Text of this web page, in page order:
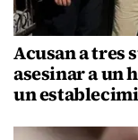
Acusan a tres
asesinar a un
un